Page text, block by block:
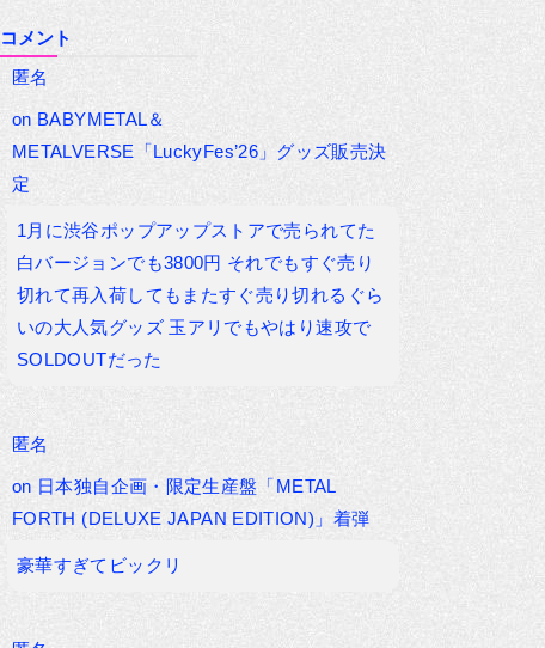
コメント
匿名
on BABYMETAL＆
METALVERSE「LuckyFes’26」グッズ販売決
定
1月に渋谷ポップアップストアで売られてた
白バージョンでも3800円 それでもすぐ売り
切れて再入荷してもまたすぐ売り切れるぐら
いの大人気グッズ 玉アリでもやはり速攻で
SOLDOUTだった
匿名
on 日本独自企画・限定生産盤「METAL
FORTH (DELUXE JAPAN EDITION)」着弾
豪華すぎてビックリ